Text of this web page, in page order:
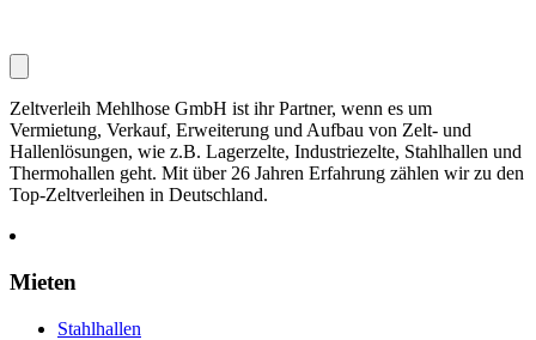
Zeltverleih Mehlhose GmbH ist ihr Partner, wenn es um
Vermietung, Verkauf, Erweiterung und Aufbau von Zelt- und
Hallenlösungen, wie z.B. Lagerzelte, Industriezelte, Stahlhallen und
Thermohallen geht. Mit über 26 Jahren Erfahrung zählen wir zu den
Top-Zeltverleihen in Deutschland.
Mieten
Stahlhallen